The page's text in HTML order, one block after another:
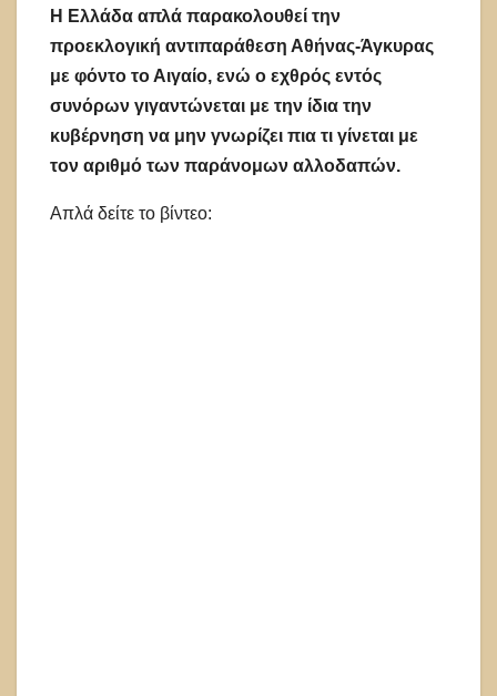
Η Ελλάδα απλά παρακολουθεί την
προεκλογική αντιπαράθεση Αθήνας-Άγκυρας
με φόντο το Αιγαίο, ενώ ο εχθρός εντός
συνόρων γιγαντώνεται με την ίδια την
κυβέρνηση να μην γνωρίζει πια τι γίνεται με
τον αριθμό των παράνομων αλλοδαπών.
Απλά δείτε το βίντεο: